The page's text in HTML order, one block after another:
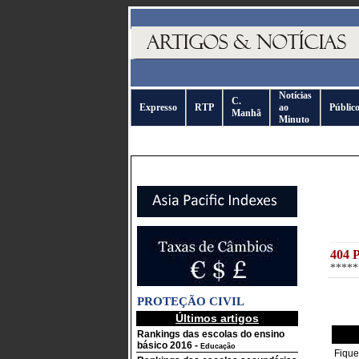
Expresso RTP
C.
Manhã
Notícias
ao
Minuto
Público
PROTEÇÃO CIVIL
Últimos artigos
Rankings das escolas do ensino
básico 2016 - Educação
404